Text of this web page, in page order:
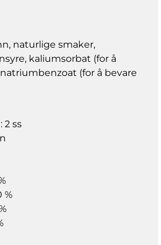
naturlige smaker,
kaliumsorbat (for å
(for å bevare
2 ss
%